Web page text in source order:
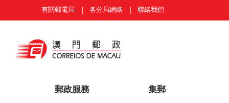
有關郵電局 各分局網絡 聯絡我們
郵政服務 集郵